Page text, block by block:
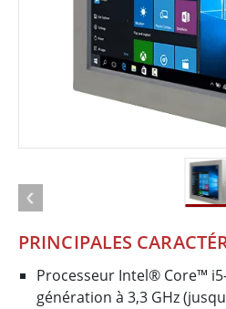
PRINCIPALES
Processeur Intel® Core™
génération à 3,3 GHz